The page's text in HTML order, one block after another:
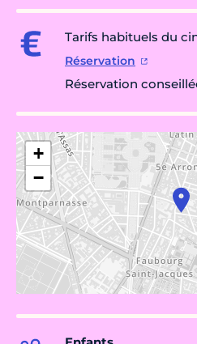
Tarifs habituels du
Réservation
Réservation
+
−